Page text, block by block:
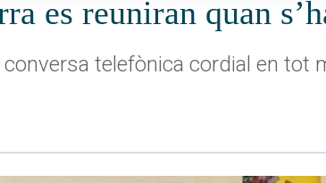
es reuniran quan
telefònica cordial en tot